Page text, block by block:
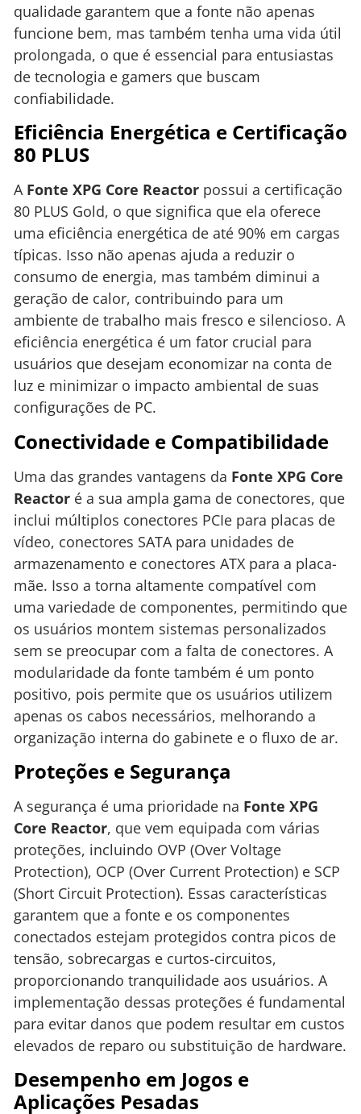
qualidade garantem que a fonte não apenas
funcione bem, mas também tenha uma vida útil
prolongada, o que é essencial para entusiastas
de tecnologia e gamers que buscam
confiabilidade.
Eficiência Energética e Certificação
80 PLUS
A Fonte XPG Core Reactor possui a certificação
80 PLUS Gold, o que significa que ela oferece
uma eficiência energética de até 90% em cargas
típicas. Isso não apenas ajuda a reduzir o
consumo de energia, mas também diminui a
geração de calor, contribuindo para um
ambiente de trabalho mais fresco e silencioso. A
eficiência energética é um fator crucial para
usuários que desejam economizar na conta de
luz e minimizar o impacto ambiental de suas
configurações de PC.
Conectividade e Compatibilidade
Uma das grandes vantagens da Fonte XPG Core
Reactor é a sua ampla gama de conectores, que
inclui múltiplos conectores PCIe para placas de
vídeo, conectores SATA para unidades de
armazenamento e conectores ATX para a placa-
mãe. Isso a torna altamente compatível com
uma variedade de componentes, permitindo que
os usuários montem sistemas personalizados
sem se preocupar com a falta de conectores. A
modularidade da fonte também é um ponto
positivo, pois permite que os usuários utilizem
apenas os cabos necessários, melhorando a
organização interna do gabinete e o fluxo de ar.
Proteções e Segurança
A segurança é uma prioridade na Fonte XPG
Core Reactor, que vem equipada com várias
proteções, incluindo OVP (Over Voltage
Protection), OCP (Over Current Protection) e SCP
(Short Circuit Protection). Essas características
garantem que a fonte e os componentes
conectados estejam protegidos contra picos de
tensão, sobrecargas e curtos-circuitos,
proporcionando tranquilidade aos usuários. A
implementação dessas proteções é fundamental
para evitar danos que podem resultar em custos
elevados de reparo ou substituição de hardware.
Desempenho em Jogos e
Aplicações Pesadas